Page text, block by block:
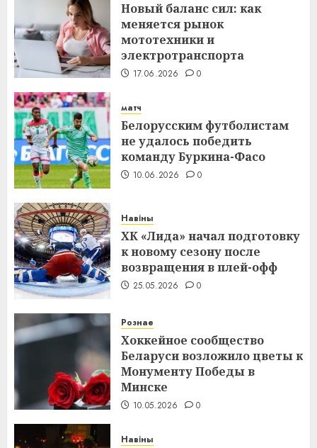
Новый баланс сил: как
меняется рынок
мототехники и
электротранспорта
17.06.2026 0
матч
Белорусским футболистам
не удалось победить
команду Буркина-Фасо
10.06.2026 0
Навіны
ХК «Лида» начал подготовку
к новому сезону после
возвращения в плей-офф
25.05.2026 0
Рознае
Хоккейное сообщество
Беларуси возложило цветы к
Монументу Победы в
Минске
10.05.2026 0
Навіны